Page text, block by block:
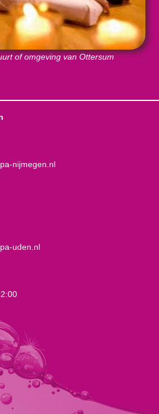
of omgeving van Ottersum
nijmegen.nl
uden.nl